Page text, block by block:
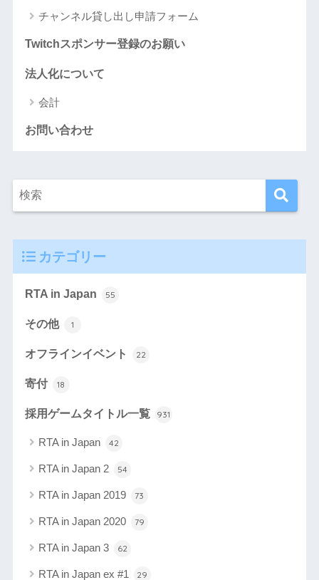
チャンネル貸し出し申請フォーム
Twitchスポンサー登録のお願い
法人化について
会計
お問い合わせ
カテゴリー
RTA in Japan 55
その他 1
オフラインイベント 22
寄付 18
採用ゲームタイトル一覧 931
RTA in Japan 42
RTA in Japan 2 54
RTA in Japan 2019 73
RTA in Japan 2020 79
RTA in Japan 3 62
RTA in Japan ex #1 29